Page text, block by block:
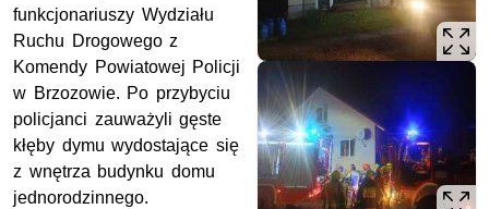
funkcjonariuszy Wydziału
Ruchu Drogowego z
Komendy Powiatowej Policji
w Brzozowie. Po przybyciu
policjanci zauważyli gęste
kłęby dymu wydostające się
z wnętrza budynku domu
jednorodzinnego.